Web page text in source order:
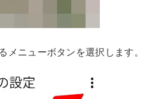
ニューボタンを選択します。